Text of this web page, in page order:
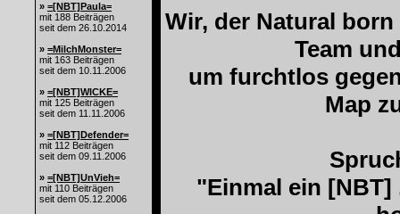
» =[NBT]Paula=
mit 188 Beiträgen
seit dem 26.10.2014
» =MilchMonster=
mit 163 Beiträgen
seit dem 10.11.2006
» =[NBT]WICKE=
mit 125 Beiträgen
seit dem 11.11.2006
» =[NBT]Defender=
mit 112 Beiträgen
seit dem 09.11.2006
» =[NBT]UnVieh=
mit 110 Beiträgen
seit dem 05.12.2006
Wir, der Natural
Team
um furchtlos
Map
"Einmal ein [NBT]